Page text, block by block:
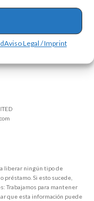
Aviso Legal / Imprint
liberar ningún tipo de
préstamo. Si esto sucede,
Trabajamos para mantener
que esta información puede